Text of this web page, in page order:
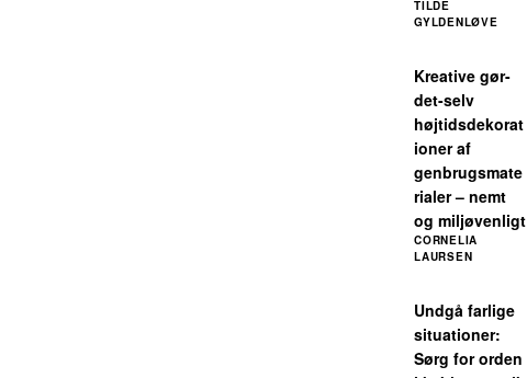
TILDE
GYLDENLØVE
Kreative gør-
det-selv
højtidsdekorat
ioner af
genbrugsmate
rialer – nemt
og miljøvenligt
CORNELIA
LAURSEN
Undgå farlige
situationer:
Sørg for orden